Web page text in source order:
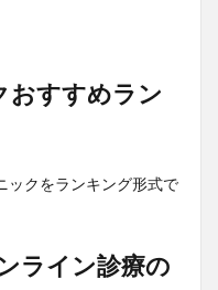
おすすめラン
ックをランキング形式で
ライン診療の